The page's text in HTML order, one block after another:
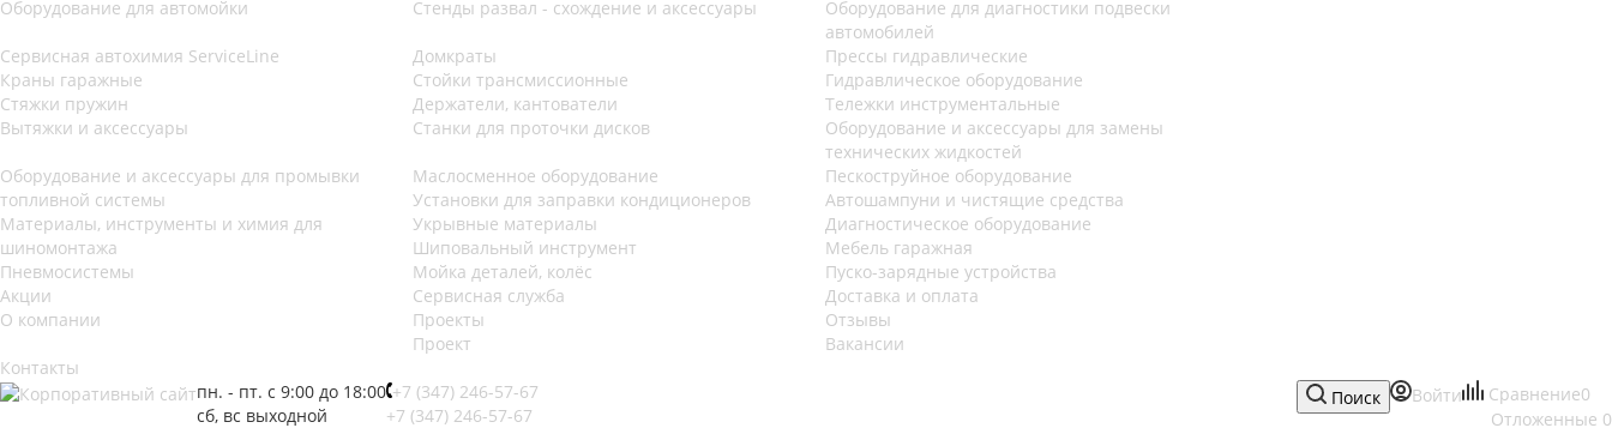
Оборудование для автомойки
Стенды развал - схождение и аксессуары
Оборудование для диагностики подвески
автомобилей
Сервисная автохимия ServiceLine
Домкраты
Прессы гидравлические
Краны гаражные
Стойки трансмиссионные
Гидравлическое оборудование
Стяжки пружин
Держатели, кантователи
Тележки инструментальные
Вытяжки и аксессуары
Станки для проточки дисков
Оборудование и аксессуары для замены
технических жидкостей
Оборудование и аксессуары для промывки
топливной системы
Маслосменное оборудование
Пескоструйное оборудование
Установки для заправки кондиционеров
Автошампуни и чистящие средства
Материалы, инструменты и химия для
шиномонтажа
Укрывные материалы
Диагностическое оборудование
Шиповальный инструмент
Мебель гаражная
Пневмосистемы
Мойка деталей, колёс
Пуско-зарядные устройства
Акции
Сервисная служба
Доставка и оплата
О компании
Проекты
Проект
Отзывы
Вакансии
Контакты
пн. - пт. с 9:00 до 18:00
сб, вс выходной
+7 (347) 246-57-67
+7 (347) 246-57-67
Сравнение0
Отложенные 0
Войти
Поиск